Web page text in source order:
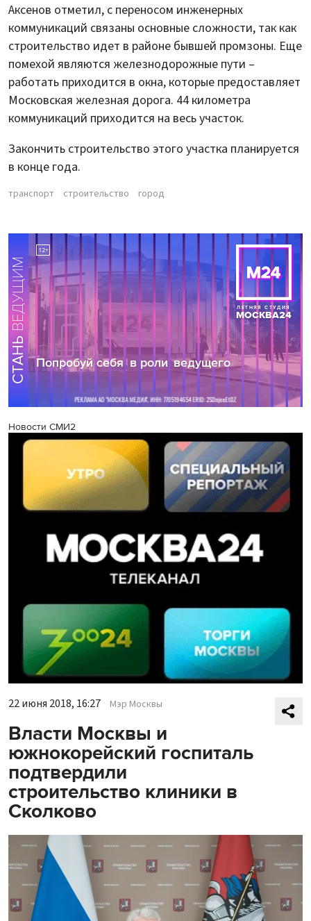
Аксенов отметил, с переносом инженерных
коммуникаций связаны основные сложности, так как
строительство идет в районе бывшей промзоны. Еще
помехой являются железнодорожные пути –
работать приходится в окна, которые предоставляет
Московская железная дорога. 44 километра
коммуникаций приходится на весь участок.
Закончить строительство этого участка планируется
в конце года.
транспорт строительство город
Новости СМИ2
22 июня 2018, 16:27 Мэр Москвы
Власти Москвы и
южнокорейский госпиталь
подтвердили
строительство клиники в
Сколково